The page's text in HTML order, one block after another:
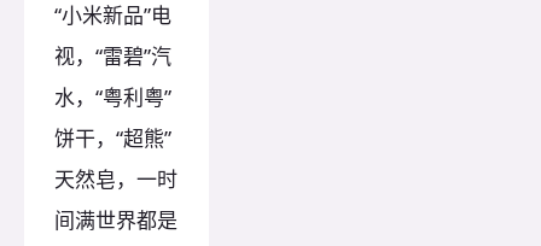
“小米新品”电
视，“雷碧”汽
水，“粤利粤”
饼干，“超熊”
天然皂，一时
间满世界都是